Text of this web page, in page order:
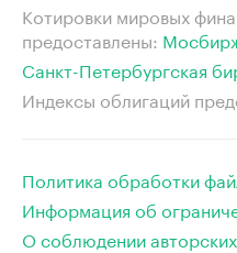
Котировки мировых
предоставлены:
Санкт-Петербургская
Индексы облигаций
Политика обработки
Информация об
О соблюдении